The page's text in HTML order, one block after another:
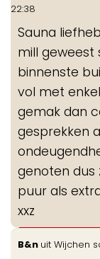
22:38
Sauna
mill geweest
binnenste
vol met
gemak dan
gesprekken
genoten dus
puur als
xxz
B&n uit Wijchen